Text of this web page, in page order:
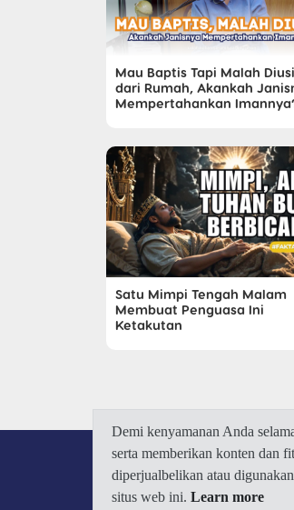
Mau Baptis Tapi Malah
dari Rumah, Akankah
Mempertahankan
Satu Mimpi Tengah Malam
Membuat Penguasa Ini
Ketakutan
Demi kenyamanan Anda
serta memberikan konten dan
diperjualbelikan atau
situs web ini. Learn more